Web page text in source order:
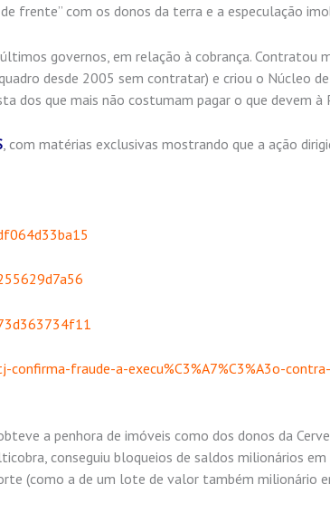
frente” com os donos da terra e a especulação
governos, em relação à cobrança. Contratou
desde 2005 sem contratar) e criou o Núcleo de
dos que mais não costumam pagar o que devem à
, com matérias exclusivas mostrando que a ação
fraude-a-execu%C3%A7%C3%A3o-
a penhora de imóveis como dos donos da
conseguiu bloqueios de saldos milionários
(como a de um lote de valor também milionário